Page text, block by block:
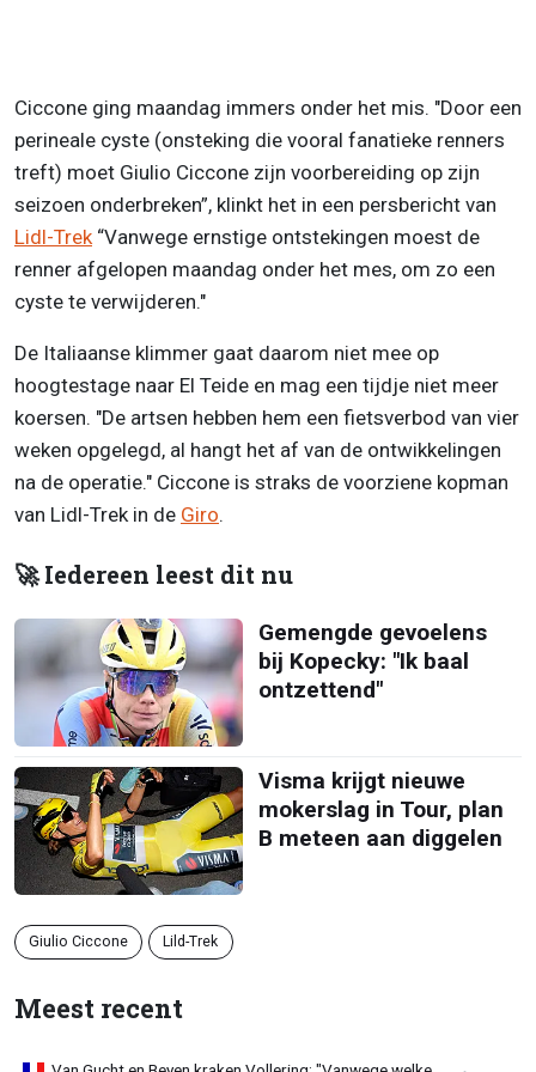
Ciccone ging maandag immers onder het mis. "Door een
perineale cyste (onsteking die vooral fanatieke renners
treft) moet Giulio Ciccone zijn voorbereiding op zijn
seizoen onderbreken”, klinkt het in een persbericht van
Lidl-Trek “Vanwege ernstige ontstekingen moest de
renner afgelopen maandag onder het mes, om zo een
cyste te verwijderen."
De Italiaanse klimmer gaat daarom niet mee op
hoogtestage naar El Teide en mag een tijdje niet meer
koersen. "De artsen hebben hem een fietsverbod van vier
weken opgelegd, al hangt het af van de ontwikkelingen
na de operatie." Ciccone is straks de voorziene kopman
van Lidl-Trek in de Giro.
🚀 Iedereen leest dit nu
Gemengde gevoelens
bij Kopecky: "Ik baal
ontzettend"
Visma krijgt nieuwe
mokerslag in Tour, plan
B meteen aan diggelen
Giulio Ciccone Lild-Trek
Meest recent